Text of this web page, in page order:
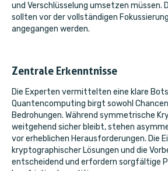
und Verschlüsselung umsetzen müssen.
sollten vor der vollständigen
angegangen werden.
Zentrale Erkenntnisse
Die Experten vermittelten eine klare
Quantencomputing birgt sowohl
Bedrohungen. Während symmetrische
weitgehend sicher bleibt, stehen
vor erheblichen Herausforderungen. Die
kryptographischer Lösungen und die
entscheidend und erfordern sorgfältige